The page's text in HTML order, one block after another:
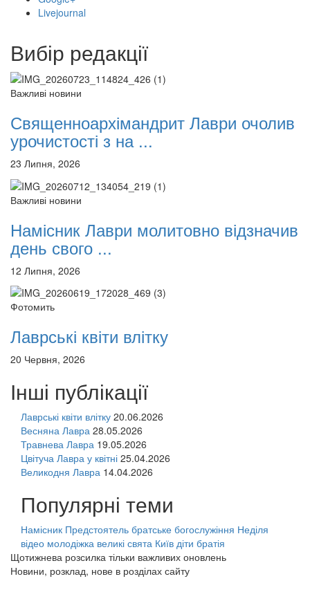
12 сентября 2015
12 сентября 2015
12 сентября 2015
Название трансляции
12 сентября 2015Название трансляции
Перейти до архіву
Livejournal
Вибір редакції
Важливі новини
Священноархімандрит Лаври очолив
урочистості з на ...
23 Липня, 2026
Важливі новини
Намісник Лаври молитовно відзначив
день свого ...
12 Липня, 2026
Фотомить
Лаврські квіти влітку
20 Червня, 2026
Інші публікації
Лаврські квіти влітку 20.06.2026
Весняна Лавра 28.05.2026
Травнева Лавра 19.05.2026
Цвітуча Лавра у квітні 25.04.2026
Великодня Лавра 14.04.2026
Популярні теми
Намісник Предстоятель братське богослужіння Неділя
відео молодіжка великі свята Київ діти братія
Щотижнева розсилка тільки важливих оновлень
Новини, розклад, нове в розділах сайту